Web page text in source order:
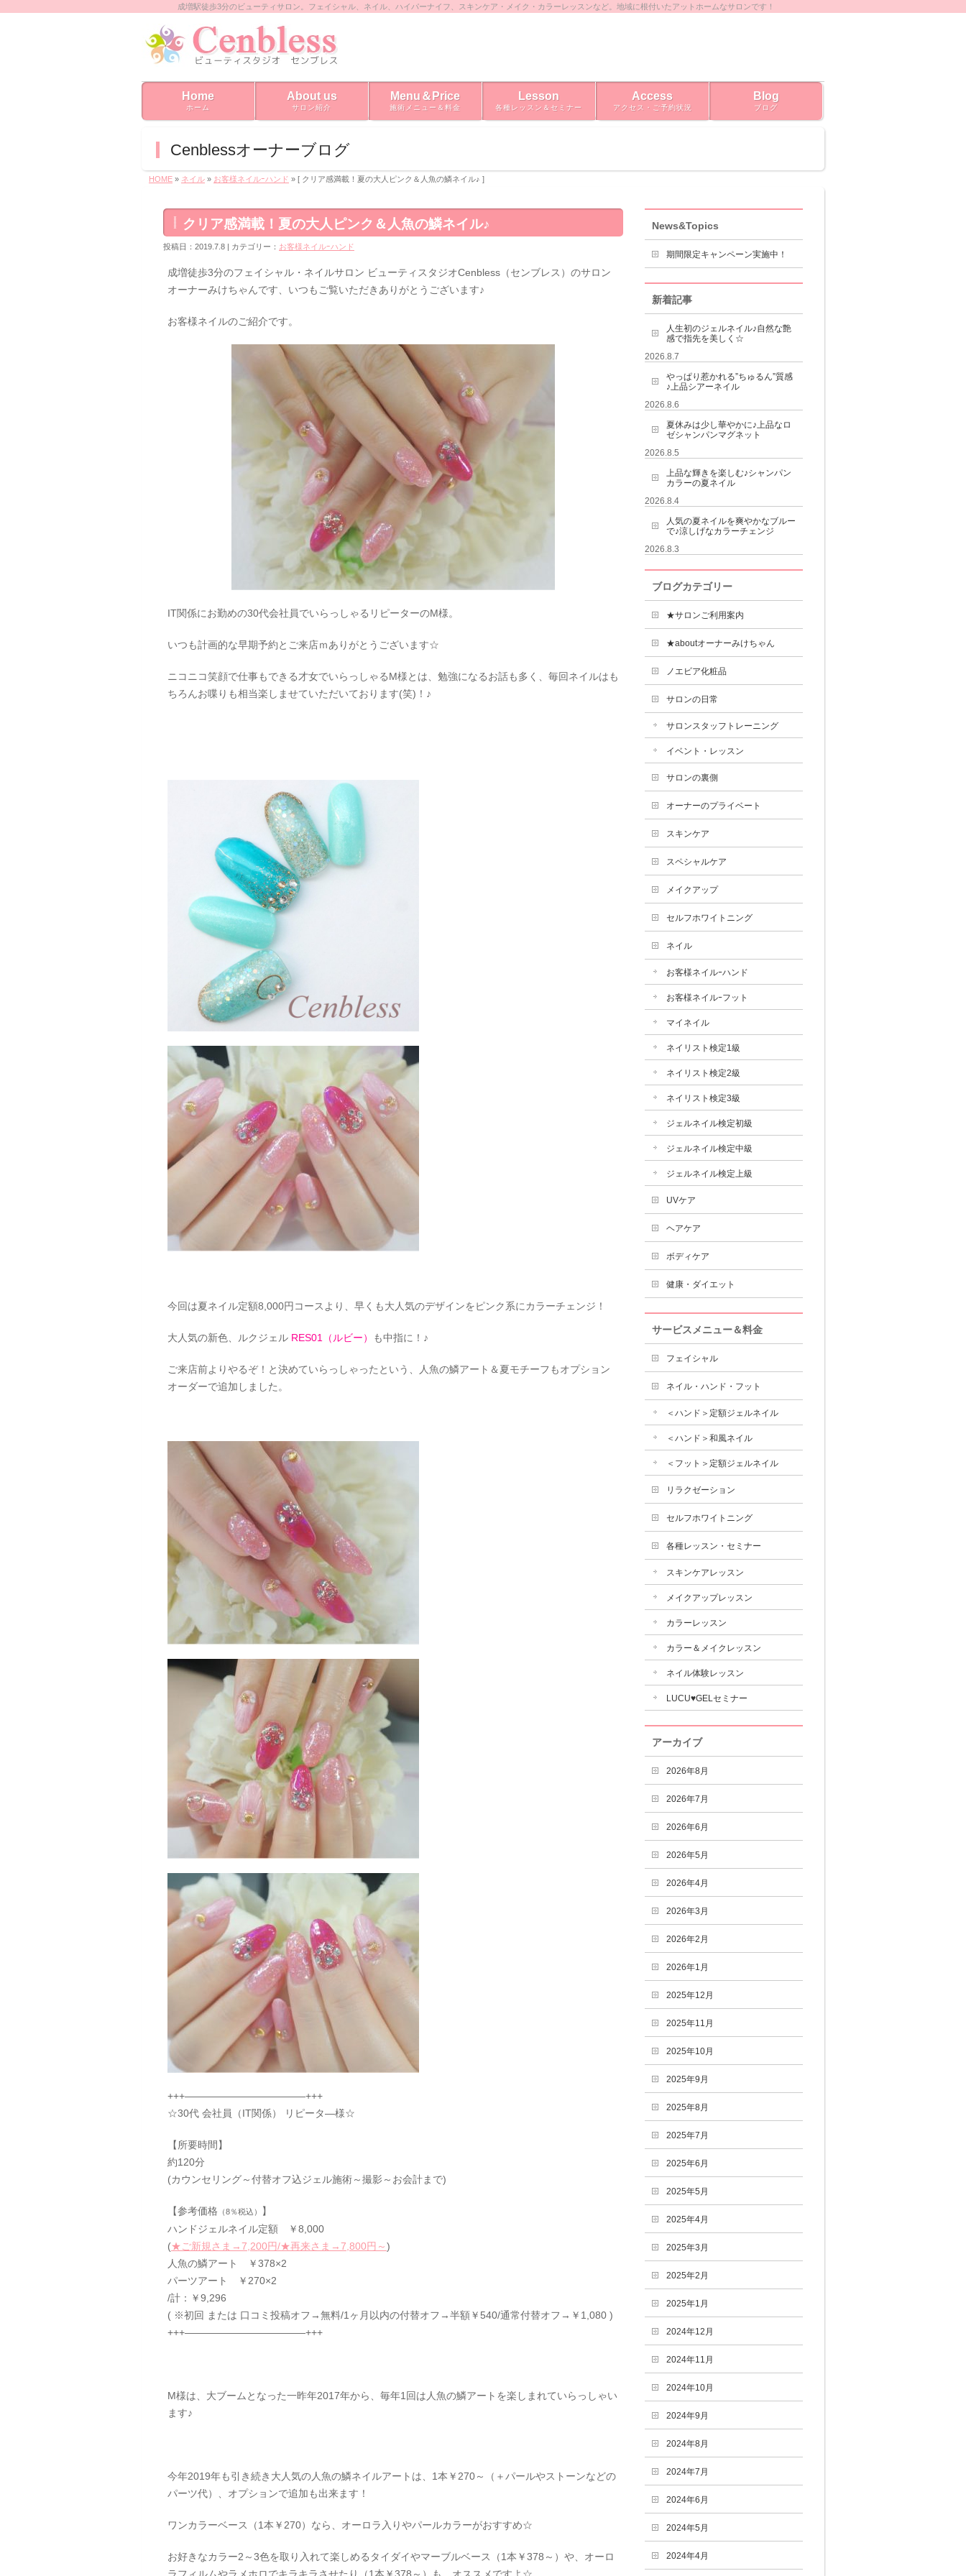
成増駅徒歩3分のビューティサロン。フェイシャル、ネイル、ハイパーナイフ、スキンケア・メイク・カラーレッスンなど。地域に根付いたアットホームなサロンです！
Home
ホーム
About us
サロン紹介
Menu＆Price
施術メニュー＆料金
Lesson
各種レッスン＆セミナー
Access
アクセス・ご予約状況
Blog
ブログ
Cenblessオーナーブログ
HOME » ネイル » お客様ネイルｰハンド » [ クリア感満載！夏の大人ピンク＆人魚の鱗ネイル♪ ]
クリア感満載！夏の大人ピンク＆人魚の鱗ネイル♪
投稿日：2019.7.8 | カテゴリー： お客様ネイルｰハンド
成増徒歩3分のフェイシャル・ネイルサロン ビューティスタジオCenbless（センブレス）のサロン
オーナーみけちゃんです、いつもご覧いただきありがとうございます♪
お客様ネイルのご紹介です。
IT関係にお勤めの30代会社員でいらっしゃるリピーターのM様。
いつも計画的な早期予約とご来店ｍありがとうございます☆
ニコニコ笑顔で仕事もできる才女でいらっしゃるM様とは、勉強になるお話も多く、毎回ネイルはも
ちろんお喋りも相当楽しませていただいております(笑)！♪
今回は夏ネイル定額8,000円コースより、早くも大人気のデザインをピンク系にカラーチェンジ！
大人気の新色、ルクジェル RES01（ルビー） も中指に！♪
ご来店前よりやるぞ！と決めていらっしゃったという、人魚の鱗アート＆夏モチーフもオプション
オーダーで追加しました。
+++————————————+++
☆30代 会社員（IT関係） リピータ―様☆
【所要時間】
約120分
(カウンセリング～付替オフ込ジェル施術～撮影～お会計まで)
【参考価格 （8％税込）
】
ハンドジェルネイル定額 ￥8,000
(★ご新規さま→7,200円/★再来さま→7,800円～)
人魚の鱗アート ￥378×2
パーツアート ￥270×2
/計：￥9,296
( ※初回 または 口コミ投稿オフ→無料/1ヶ月以内の付替オフ→半額￥540/通常付替オフ→￥1,080 )
+++————————————+++
M様は、大ブームとなった一昨年2017年から、毎年1回は人魚の鱗アートを楽しまれていらっしゃい
ます♪
今年2019年も引き続き大人気の人魚の鱗ネイルアートは、1本￥270～（＋パールやストーンなどの
パーツ代）、オプションで追加も出来ます！
ワンカラーベース（1本￥270）なら、オーロラ入りやパールカラーがおすすめ☆
お好きなカラー2～3色を取り入れて楽しめるタイダイやマーブルベース（1本￥378～）や、オーロ
News&Topics
期間限定キャンペーン実施中！
新着記事
人生初のジェルネイル♪自然な艶
感で指先を美しく☆
2026.8.7
やっぱり惹かれる”ちゅるん”質感
♪上品シアーネイル
2026.8.6
夏休みは少し華やかに♪上品なロ
ゼシャンパンマグネット
2026.8.5
上品な輝きを楽しむ♪シャンパン
カラーの夏ネイル
2026.8.4
人気の夏ネイルを爽やかなブルー
で♪涼しげなカラーチェンジ
2026.8.3
ブログカテゴリー
★サロンご利用案内
★aboutオーナーみけちゃん
ノエビア化粧品
サロンの日常
サロンスタッフトレーニング
イベント・レッスン
サロンの裏側
オーナーのプライベート
スキンケア
スペシャルケア
メイクアップ
セルフホワイトニング
ネイル
お客様ネイルｰハンド
お客様ネイルｰフット
マイネイル
ネイリスト検定1級
ネイリスト検定2級
ネイリスト検定3級
ジェルネイル検定初級
ジェルネイル検定中級
ジェルネイル検定上級
UVケア
ヘアケア
ボディケア
健康・ダイエット
サービスメニュー＆料金
フェイシャル
ネイル・ハンド・フット
＜ハンド＞定額ジェルネイル
＜ハンド＞和風ネイル
＜フット＞定額ジェルネイル
リラクゼーション
セルフホワイトニング
各種レッスン・セミナー
スキンケアレッスン
メイクアップレッスン
カラーレッスン
カラー＆メイクレッスン
ネイル体験レッスン
LUCU♥GELセミナー
アーカイブ
2026年8月
2026年7月
2026年6月
2026年5月
2026年4月
2026年3月
2026年2月
2026年1月
2025年12月
2025年11月
2025年10月
2025年9月
2025年8月
2025年7月
2025年6月
2025年5月
2025年4月
2025年3月
2025年2月
2025年1月
2024年12月
2024年11月
2024年10月
2024年9月
2024年8月
2024年7月
2024年6月
2024年5月
2024年4月